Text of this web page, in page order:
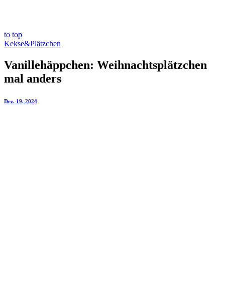
to top
Kekse&Plätzchen
Vanillehäppchen: Weihnachtsplätzchen
mal anders
Dez. 19. 2024